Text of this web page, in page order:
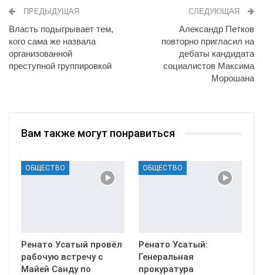
ПРЕДЫДУЩАЯ
Власть подыгрывает тем,
кого сама же назвала
организованной
преступной группировкой
СЛЕДУЮЩАЯ
Александр Петков
повторно пригласил на
дебаты кандидата
социалистов Максима
Морошана
Вам также могут понравиться
ОБЩЕСТВО
Ренато Усатый провёл
рабочую встречу с
Майей Санду по
ОБЩЕСТВО
Ренато Усатый:
Генеральная
прокуратура